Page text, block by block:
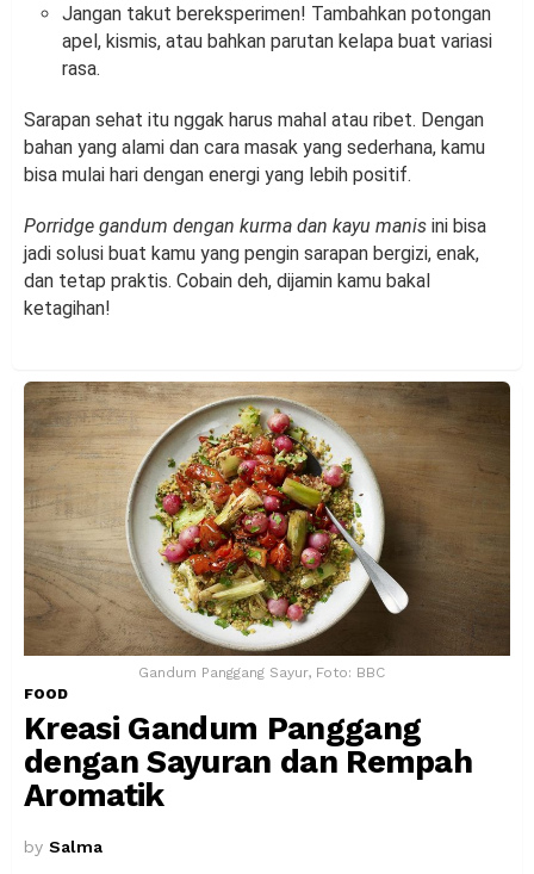
Jangan takut bereksperimen! Tambahkan potongan
apel, kismis, atau bahkan parutan kelapa buat variasi
rasa.
Sarapan sehat itu nggak harus mahal atau ribet. Dengan
bahan yang alami dan cara masak yang sederhana, kamu
bisa mulai hari dengan energi yang lebih positif.
Porridge gandum dengan kurma dan kayu manis ini bisa
jadi solusi buat kamu yang pengin sarapan bergizi, enak,
dan tetap praktis. Cobain deh, dijamin kamu bakal
ketagihan!
Gandum Panggang Sayur, Foto: BBC
FOOD
Kreasi Gandum Panggang
dengan Sayuran dan Rempah
Aromatik
by Salma